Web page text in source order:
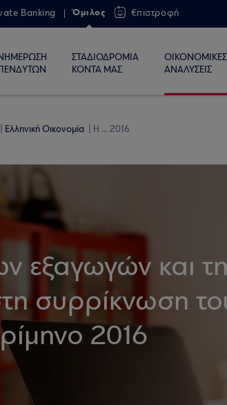
Banking Όμιλος €πιστροφή
ΣΤΑΔΙΟΔΡΟΜΙΑ
ΚΟΝΤΑ ΜΑΣ
ΟΙΚΟΝΟΜΙΚΕΣ
ΑΝΑΛΥΣΕΙΣ
Ελληνική Οικονομία Η ... 2016
εξαγωγών και
συρρίκνωση
2016